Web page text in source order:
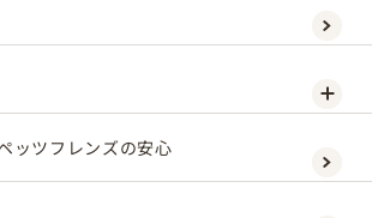
ッツフレンズの安心